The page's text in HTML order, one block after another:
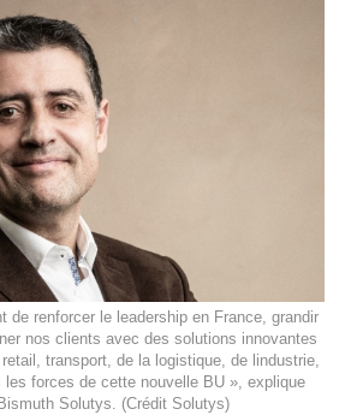
de renforcer le leadership en France, grandir
nos clients avec des solutions innovantes
transport, de la logistique, de lindustrie,
forces de cette nouvelle BU », explique
Solutys. (Crédit Solutys)